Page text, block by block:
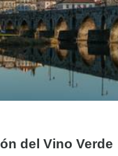
del Vino Verde